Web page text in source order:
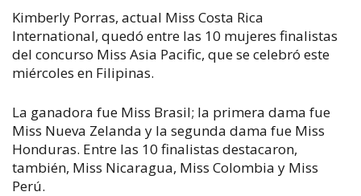
Kimberly Porras, actual Miss Costa Rica
International, quedó entre las 10 mujeres finalistas
del concurso Miss Asia Pacific, que se celebró este
miércoles en Filipinas.
La ganadora fue Miss Brasil; la primera dama fue
Miss Nueva Zelanda y la segunda dama fue Miss
Honduras. Entre las 10 finalistas destacaron,
también, Miss Nicaragua, Miss Colombia y Miss
Perú.